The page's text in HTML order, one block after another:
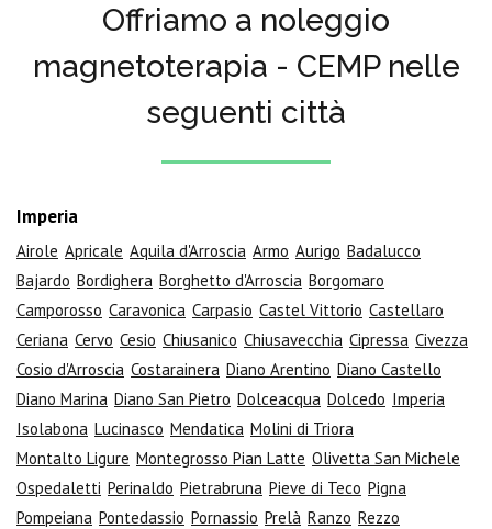
Offriamo a noleggio
magnetoterapia - CEMP nelle
seguenti città
Imperia
Airole Apricale Aquila d'Arroscia Armo Aurigo Badalucco
Bajardo Bordighera Borghetto d'Arroscia Borgomaro
Camporosso Caravonica Carpasio Castel Vittorio Castellaro
Ceriana Cervo Cesio Chiusanico Chiusavecchia Cipressa Civezza
Cosio d'Arroscia Costarainera Diano Arentino Diano Castello
Diano Marina Diano San Pietro Dolceacqua Dolcedo Imperia
Isolabona Lucinasco Mendatica Molini di Triora
Montalto Ligure Montegrosso Pian Latte Olivetta San Michele
Ospedaletti Perinaldo Pietrabruna Pieve di Teco Pigna
Pompeiana Pontedassio Pornassio Prelà Ranzo Rezzo